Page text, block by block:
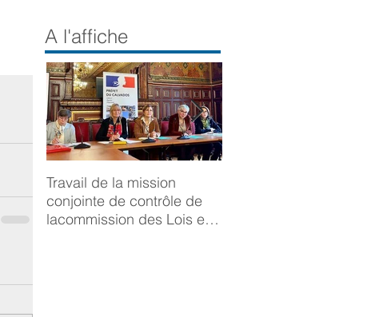
A l'affiche
Travail de la mission
conjointe de contrôle de
lacommission des Lois et